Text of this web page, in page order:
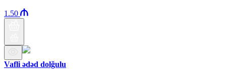
1.50
Vafli ədəd dolğulu